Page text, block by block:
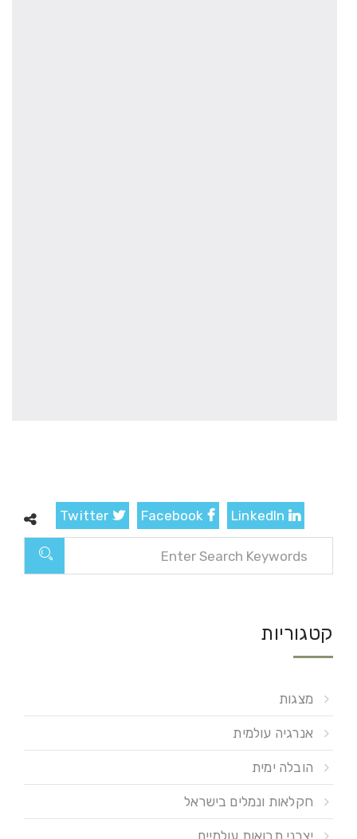
קטגוריות
מצגות
אנרגיה עולמית
הובלה ימית
חקלאות ונמלים בישראל